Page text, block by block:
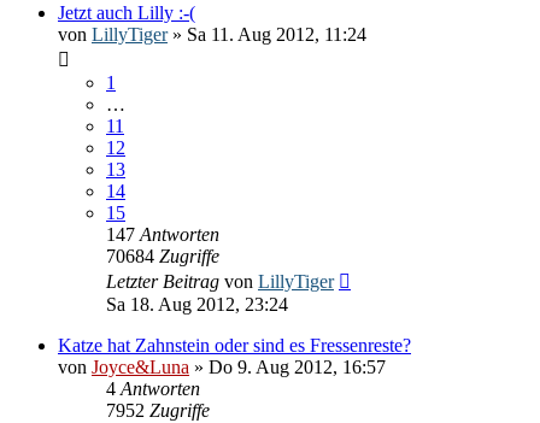
Jetzt auch Lilly :-(
von LillyTiger» Sa 11. Aug 2012, 11:24
1
…
11
12
13
14
15
147 Antworten
70684 Zugriffe
Letzter Beitrag von LillyTiger
Sa 18. Aug 2012, 23:24
Katze hat Zahnstein oder sind es Fressenreste?
von Joyce&Luna » Do 9. Aug 2012, 16:57
4 Antworten
7952 Zugriffe